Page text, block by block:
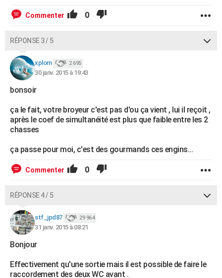
Commenter 0
RÉPONSE 3 / 5
xplom 2 695
30 janv. 2015 à 19:43
bonsoir
ça le fait, votre broyeur c'est pas d'ou ça vient , lui il reçoit ,
après le coef de simultanéité est plus que faible entre les 2
chasses
ça passe pour moi, c'est des gourmands ces engins...
Commenter 0
RÉPONSE 4 / 5
stf_jpd87 29 964
31 janv. 2015 à 08:21
Bonjour
Effectivement qu'une sortie mais il est possible de faire le
raccordement des deux WC avant .